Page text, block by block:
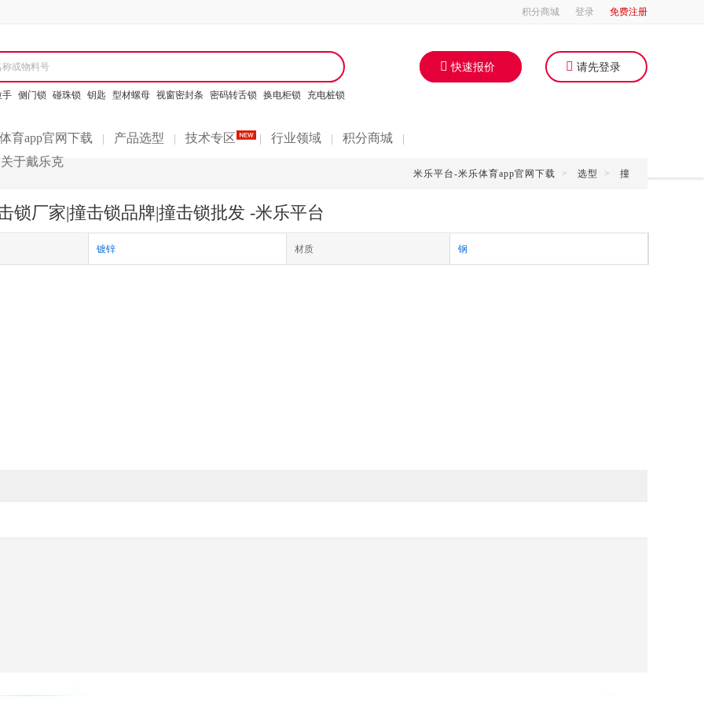
积分商城 登录 免费注册
或物料号
手 侧门锁 碰珠锁 钥匙 型材螺母 视窗密封条 密码转舌锁 换电柜锁 充电桩锁
育app官网下载 产品选型 技术专区 行业领域 积分商城
关于戴乐克
快速报价 请先登录
米乐平台-米乐体育app官网下载 > 选型 > 撞
锁厂家|撞击锁品牌|撞击锁批发 -米乐平台
镀锌 材质 钢